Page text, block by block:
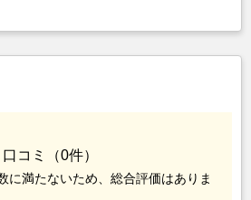
口コミ（0件）
に満たないため、総合評価はありま